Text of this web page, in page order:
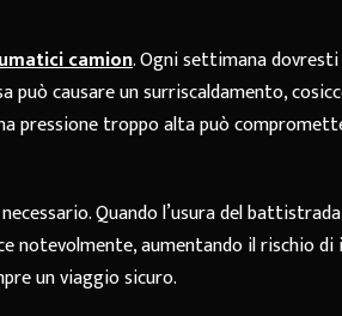
camion. Ogni settimana
causare un surriscaldamento,
pressione troppo alta può
Quando l’usura del
notevolmente, aumentando il rischio di
un viaggio sicuro.